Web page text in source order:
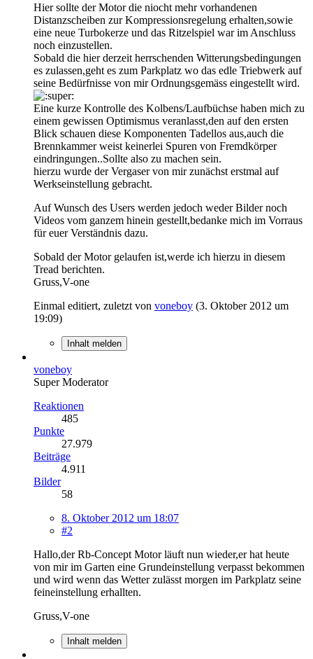
Hier sollte der Motor die niocht mehr vorhandenen
Distanzscheiben zur Kompressionsregelung erhalten,sowie
eine neue Turbokerze und das Ritzelspiel war im Anschluss
noch einzustellen.
Sobald die hier derzeit herrschenden Witterungsbedingungen
es zulassen,geht es zum Parkplatz wo das edle Triebwerk auf
seine Bedürfnisse von mir Ordnungsgemäss eingestellt wird.
Eine kurze Kontrolle des Kolbens/Laufbüchse haben mich zu
einem gewissen Optimismus veranlasst,den auf den ersten
Blick schauen diese Komponenten Tadellos aus,auch die
Brennkammer weist keinerlei Spuren von Fremdkörper
eindringungen..Sollte also zu machen sein.
hierzu wurde der Vergaser von mir zunächst erstmal auf
Werkseinstellung gebracht.
Auf Wunsch des Users werden jedoch weder Bilder noch
Videos vom ganzem hinein gestellt,bedanke mich im Vorraus
für euer Verständnis dazu.
Sobald der Motor gelaufen ist,werde ich hierzu in diesem
Tread berichten.
Gruss,V-one
Einmal editiert, zuletzt von voneboy (3. Oktober 2012 um
19:09)
Inhalt melden
voneboy
Super Moderator
Reaktionen
485
Punkte
27.979
Beiträge
4.911
Bilder
58
8. Oktober 2012 um 18:07
#2
Hallo,der Rb-Concept Motor läuft nun wieder,er hat heute
von mir im Garten eine Grundeinstellung verpasst bekommen
und wird wenn das Wetter zulässt morgen im Parkplatz seine
feineinstellung erhallten.
Gruss,V-one
Inhalt melden